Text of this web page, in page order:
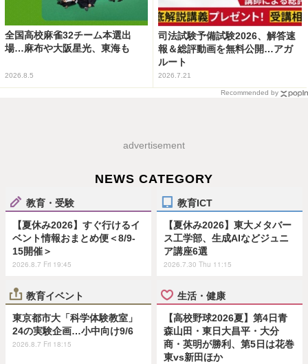
全国高校麻雀32チーム本選出
場…麻布や大阪星光、東海も
2026.8.5
司法試験予備試験2026、解答速
報＆総評動画を無料公開…アガ
ルート
2026.7.21
Recommended by
advertisement
NEWS CATEGORY
教育・受験
【夏休み2026】すぐ行けるイ
ベント情報おまとめ便＜8/9-
15開催＞
2026.8.7 Fri 19:45
教育ICT
【夏休み2026】東大メタバー
ス工学部、生成AIなどジュニ
ア講座6選
2026.7.30 Thu 11:15
教育イベント
東京都市大「科学体験教室」
24の実験企画…小中向け9/6
2026.8.7 Fri 18:15
生活・健康
【高校野球2026夏】第4日青
森山田・東日大昌平・大分
商・英明が勝利、第5日は花巻
東vs新田ほか